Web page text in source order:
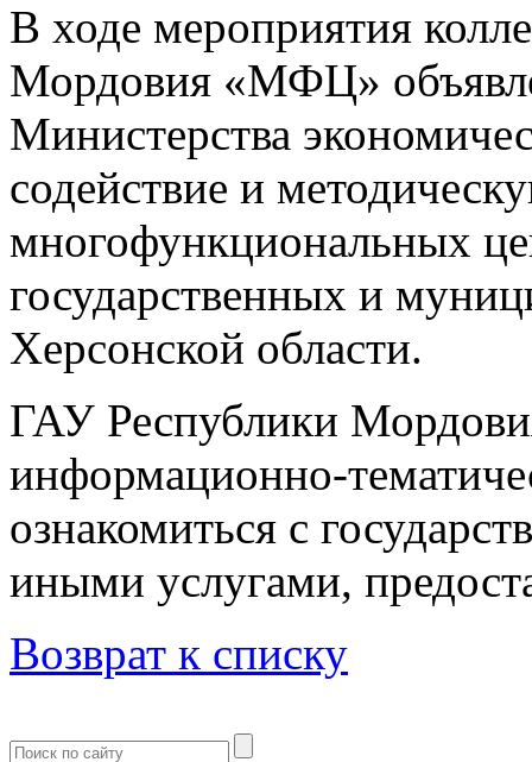
В ходе мероприятия
Мордовия «МФЦ»
Министерства
содействие и
многофункциональных
государственных и
Херсонской области.
ГАУ Республики
информационно-
ознакомиться с
иными услугами,
Возврат к списку